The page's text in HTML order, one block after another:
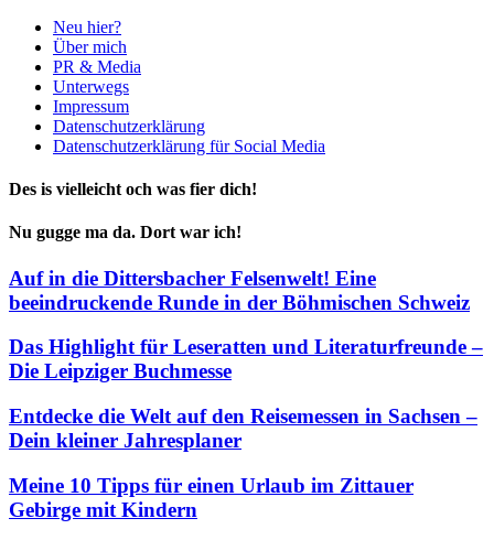
Neu hier?
Über mich
PR & Media
Unterwegs
Impressum
Datenschutzerklärung
Datenschutzerklärung für Social Media
Des is vielleicht och was fier dich!
Nu gugge ma da. Dort war ich!
Auf in die Dittersbacher Felsenwelt! Eine
beeindruckende Runde in der Böhmischen Schweiz
Das Highlight für Leseratten und Literaturfreunde –
Die Leipziger Buchmesse
Entdecke die Welt auf den Reisemessen in Sachsen –
Dein kleiner Jahresplaner
Meine 10 Tipps für einen Urlaub im Zittauer
Gebirge mit Kindern